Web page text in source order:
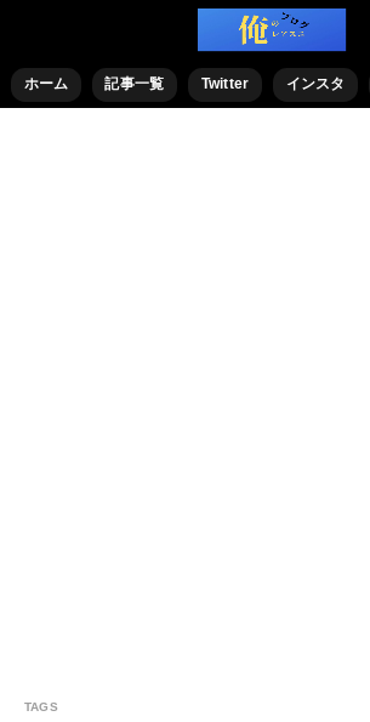
ホーム 記事一覧 Twitter インスタ